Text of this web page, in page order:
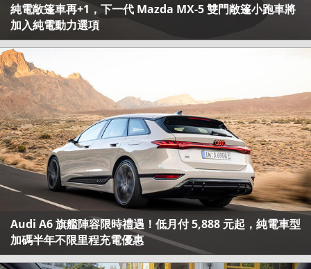
純電敞篷車再+1，下一代 Mazda MX-5 雙門敞篷小跑車將
加入純電動力選項
Audi A6 旗艦陣容限時禮遇！低月付 5,888 元起，純電車型
加碼半年不限里程充電優惠